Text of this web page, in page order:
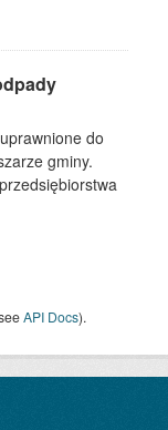
do
gminy.
API Docs).